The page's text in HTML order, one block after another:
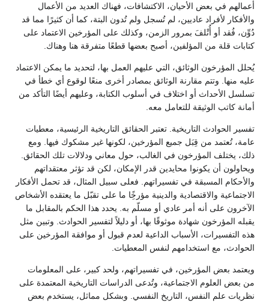
أعمالهم في بعض الأحيان، الاكتشافات، فهناك العديد من الأعمال
والأفكار لأفراد عاديين، لم تُسجل ولم تُدون البتة، كما أن كثيرًا مما قد
دُوِّن، فُقد أو أُتْلفَ بمرور الزمن، وكذلك على المؤرخين الاعتماد على
كتابات قلة من المؤلفين، أصبح بعضها قطعًا متفرقة هنا وهناك.
يُحلل المؤرخون الوثائق، التي عليهم العمل بها، لتحديد ما يمكن الاعتماد
عليه منها. وتتم مقارنة الوثائق بمصادر أخرى منعًا لوقوع أي خطأ في
تسلسل الأحداث أو اختلاف في أسلوب الكتابة، وعليهم أيضًا التأكد من
أمانة كاتب الوثيقة للتعامل معه.
تفسير الحوادث التاريخية. تعتبر الحقائق التاريخية الرئيسية، معطيات
عامة، تُعتمد من قِبَل جميع المؤرخين، لكونها غير مشكوك فيها. ومع
ذلك، يختلف المؤرخون في الغالب، حول معاني ودلالات تلك الحقائق.
ويحاولون أن يكونوا محايدين قدر الإمكان، لكن قد تؤثر معتقداتهم
والأحكام المسبقة في تفسيراتهم. فعلى سبيل المثال، قد تحمل الأفكار
الاجتماعية والاقتصادية والدينية مؤرخًِا ما على تقبّل ما يعتقده الأشخاص
الآخرون على أنه أمر عادي أو مسلّم به. يحدد هذا الحكم بالمقابل ما
يقبله المؤرخون شهادة موثوقًا بها، أو دليلاً لتفسير الحوادث. وتبين مثل
هذه التفسيرات، الأسباب الداعية لعدم قبول أو موافقة المؤرخين على
الحوادث، مع استخدامهم لنفس المعطيات.
ويعتمد بعض المؤرخين، في تفسيراتهم، ولحد كبير، على المعلومات
من بعض العلوم الاجتماعية، وتُدعى الدراسات التاريخية المعتمدة على
نظريات علم النفس، التاريخ النفسي. وبشكل مماثل، يستخدم بعض